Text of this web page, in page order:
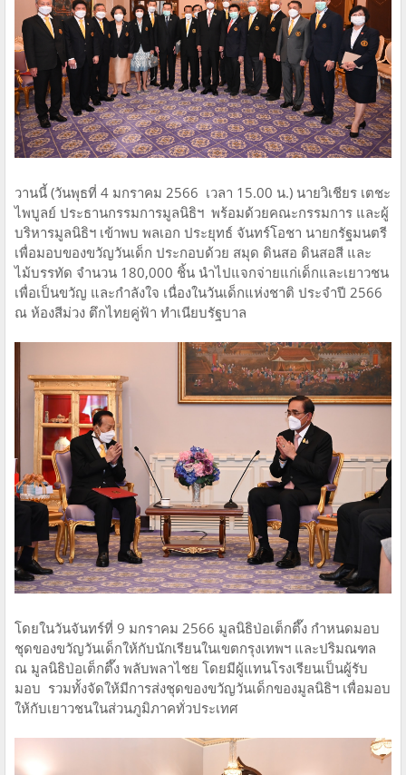
วานนี้ (วันพุธที่ 4 มกราคม 2566 เวลา 15.00 น.) นายวิเชียร เตชะ
ไพบูลย์ ประธานกรรมการมูลนิธิฯ พร้อมด้วยคณะกรรมการ และผู้
บริหารมูลนิธิฯ เข้าพบ พลเอก ประยุทธ์ จันทร์โอชา นายกรัฐมนตรี
เพื่อมอบของขวัญวันเด็ก ประกอบด้วย สมุด ดินสอ ดินสอสี และ
ไม้บรรทัด จำนวน 180,000 ชิ้น นำไปแจกจ่ายแก่เด็กและเยาวชน
เพื่อเป็นขวัญ และกำลังใจ เนื่องในวันเด็กแห่งชาติ ประจำปี 2566
ณ ห้องสีม่วง ตึกไทยคู่ฟ้า ทำเนียบรัฐบาล
โดยในวันจันทร์ที่ 9 มกราคม 2566 มูลนิธิป่อเต็กตึ๊ง กำหนดมอบ
ชุดของขวัญวันเด็กให้กับนักเรียนในเขตกรุงเทพฯ และปริมณฑล
ณ มูลนิธิป่อเต็กตึ๊ง พลับพลาไชย โดยมีผู้แทนโรงเรียนเป็นผู้รับ
มอบ รวมทั้งจัดให้มีการส่งชุดของขวัญวันเด็กของมูลนิธิฯ เพื่อมอบ
ให้กับเยาวชนในส่วนภูมิภาคทั่วประเทศ